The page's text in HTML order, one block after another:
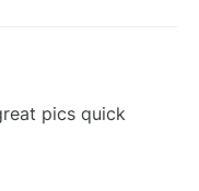
pics quick